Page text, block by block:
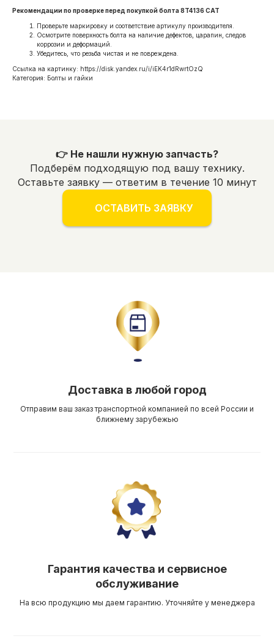
Рекомендации по проверке перед покупкой болта 8T4136 CAT
Проверьте маркировку и соответствие артикулу производителя.
Осмотрите поверхность болта на наличие дефектов, царапин, следов
коррозии и деформаций.
Убедитесь, что резьба чистая и не повреждена.
Ссылка на картинку: https://disk.yandex.ru/i/iEK4r1dRwrtOzQ
Категория: Болты и гайки
👉 Не нашли нужную запчасть?
Подберём подходящую под вашу технику.
Оставьте заявку — ответим в течение 10 минут
ОСТАВИТЬ ЗАЯВКУ
Доставка в любой город
Отправим ваш заказ транспортной компанией по всей России и
ближнему зарубежью
Гарантия качества и сервисное
обслуживание
На всю продукцию мы даем гарантию. Уточняйте у менеджера